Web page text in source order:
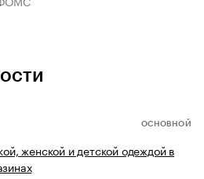
ОСНОВНОЙ
женской и детской одеждой в